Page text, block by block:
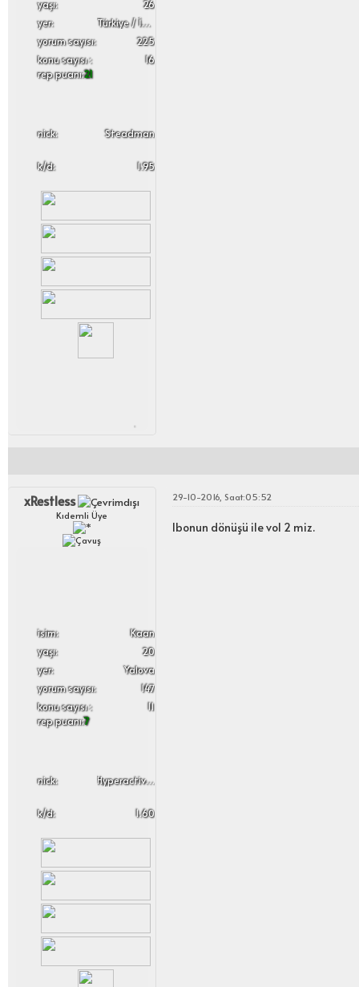
yaşı:
26
yer:
Türkiye / İstanbul
yorum sayısı:
225
konu sayısı :
16
rep puanı:21
nick: Steadman
k/d: 1.95
xRestless
Kıdemli Üye
i̇sim:
Kaan
yaşı:
20
yer:
Yalova
yorum sayısı:
147
konu sayısı :
11
rep puanı:7
nick: Hyperactivez
k/d: 1.60
29-10-2016, Saat:05:52
Ibonun dönüşü ile vol 2 miz.